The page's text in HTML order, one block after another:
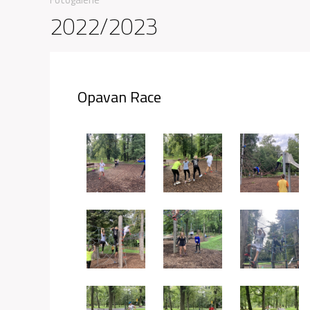
2022/2023
Opavan Race